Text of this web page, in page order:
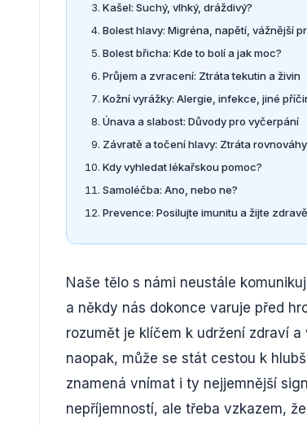
Kašel: Suchý, vlhký, dráždivý?
Bolest hlavy: Migréna, napětí, vážnější
Bolest břicha: Kde to bolí a jak moc?
Průjem a zvracení: Ztráta tekutin a živin
Kožní vyrážky: Alergie, infekce, jiné
Únava a slabost: Důvody pro vyčerpání
Závratě a točení hlavy: Ztráta rovnováhy
Kdy vyhledat lékařskou pomoc?
Samoléčba: Ano, nebo ne?
Prevence: Posilujte imunitu a žijte zdravě
Naše tělo s námi neustále
a někdy nás dokonce varuje před
rozumět je klíčem k udržení zdraví a
naopak, může se stát cestou k
znamená vnímat i ty nejjemnější
nepříjemností, ale třeba vzkazem,